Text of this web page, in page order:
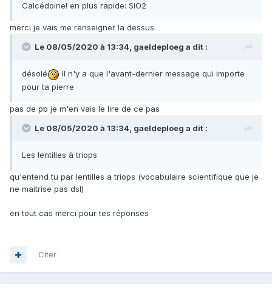
Calcédoine! en plus rapide: SiO2
merci je vais me renseigner la dessus
Le 08/05/2020 à 13:34, gaeldeploeg a dit :
désolé
il n'y a que l'avant-dernier message qui importe
pour ta pierre
pas de pb je m'en vais le lire de ce pas
Le 08/05/2020 à 13:34, gaeldeploeg a dit :
Les lentilles à triops
qu'entend tu par lentilles a triops (vocabulaire scientifique que je
ne maitrise pas dsl)
en tout cas merci pour tes réponses
Citer